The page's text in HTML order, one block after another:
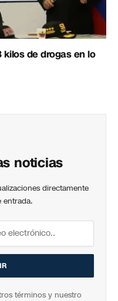
kilos de drogas en lo
noticias
directamente
entrada.
términos y nuestro